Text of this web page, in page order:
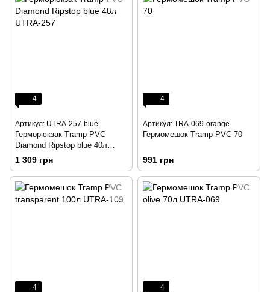
4
Артикул: UTRA-257-blue
Герморюкзак Tramp PVC
Diamond Ripstop blue 40л
UTRA-257
1 309 грн
4
Артикул: TRA-069-orange
Гермомешок Tramp PVC 70
991 грн
4 4